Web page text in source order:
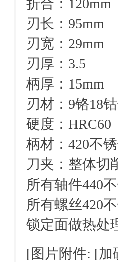
折合：120mm
刃长：95mm
刃宽：29mm
刃厚：3.5
柄厚：15mm
刃材：9铬18
硬度：HRC60
柄材：420不
刀夹：整体切
所有轴件440
所有螺丝420
锁定面做热处
[图片附件: [